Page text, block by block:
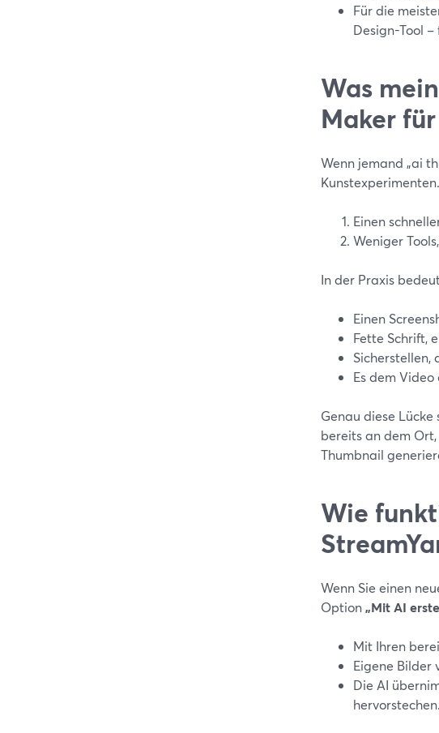
Für die
Design-Tool
Was
Maker für
Wenn jemand „ai
Einen
Weniger
In der Praxis
Einen
Fette Schrift,
Sicherstellen,
Es dem
Genau diese
bereits an dem
Thumbnail
Wie
Wenn Sie einen
Option„Mit AI
Mit Ihren
Eigene Bilder
Die AI
hervorstechen.